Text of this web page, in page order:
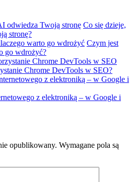
Co się dzieje,
stronę?
Czym jest
go wdrożyć?
Chrome DevTools w SEO?
z elektroniką – w Google i
opublikowany. Wymagane pola są